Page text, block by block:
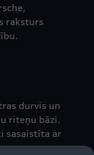
raksturs
durvis un
riteņu bāzi.
sasaistīta ar
un